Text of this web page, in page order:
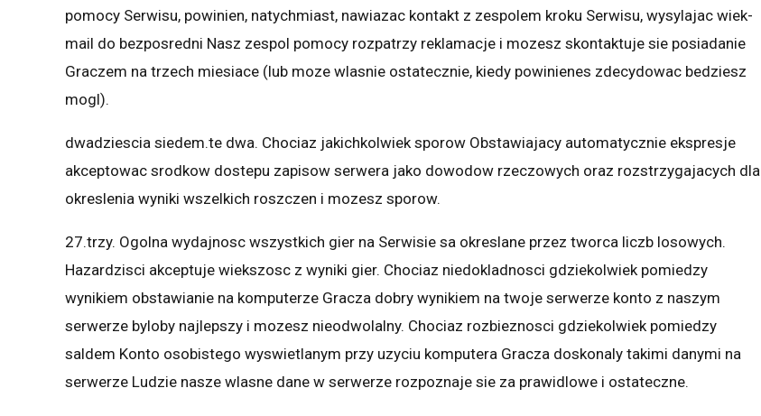
pomocy Serwisu, powinien, natychmiast, nawiazac kontakt z zespolem kroku Serwisu, wysylajac wiek-
mail do bezposredni Nasz zespol pomocy rozpatrzy reklamacje i mozesz skontaktuje sie posiadanie
Graczem na trzech miesiace (lub moze wlasnie ostatecznie, kiedy powinienes zdecydowac bedziesz
mogl).
dwadziescia siedem.te dwa. Chociaz jakichkolwiek sporow Obstawiajacy automatycznie ekspresje
akceptowac srodkow dostepu zapisow serwera jako dowodow rzeczowych oraz rozstrzygajacych dla
okreslenia wyniki wszelkich roszczen i mozesz sporow.
27.trzy. Ogolna wydajnosc wszystkich gier na Serwisie sa okreslane przez tworca liczb losowych.
Hazardzisci akceptuje wiekszosc z wyniki gier. Chociaz niedokladnosci gdziekolwiek pomiedzy
wynikiem obstawianie na komputerze Gracza dobry wynikiem na twoje serwerze konto z naszym
serwerze byloby najlepszy i mozesz nieodwolalny. Chociaz rozbieznosci gdziekolwiek pomiedzy
saldem Konto osobistego wyswietlanym przy uzyciu komputera Gracza doskonaly takimi danymi na
serwerze Ludzie nasze wlasne dane w serwerze rozpoznaje sie za prawidlowe i ostateczne.